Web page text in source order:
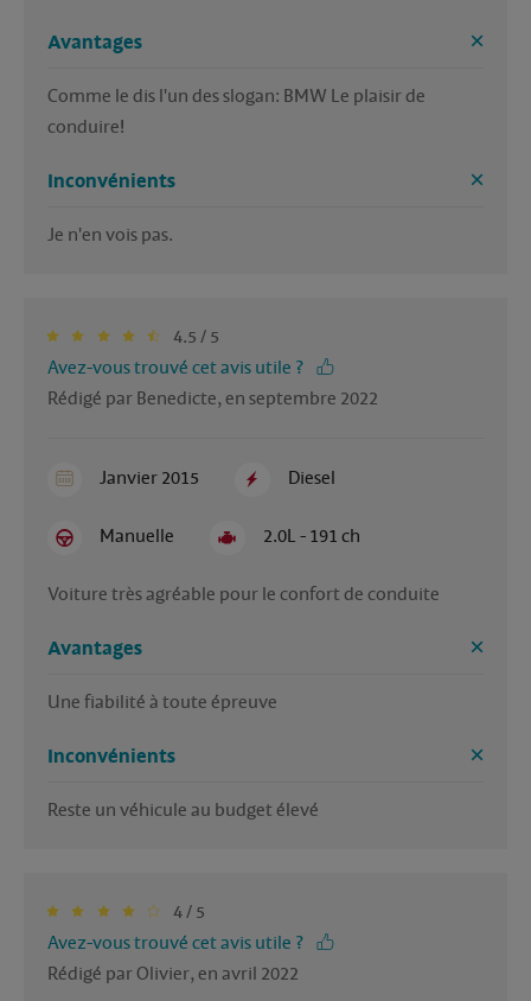
Avantages
Comme le dis l'un des slogan: BMW Le plaisir de
conduire!
Inconvénients
Je n'en vois pas.
4.5 / 5
Avez-vous trouvé cet avis utile ?
Rédigé par Benedicte, en septembre 2022
Janvier 2015 Diesel
Manuelle 2.0L - 191 ch
Voiture très agréable pour le confort de conduite
Avantages
Une fiabilité à toute épreuve
Inconvénients
Reste un véhicule au budget élevé
4 / 5
Avez-vous trouvé cet avis utile ?
Rédigé par Olivier, en avril 2022